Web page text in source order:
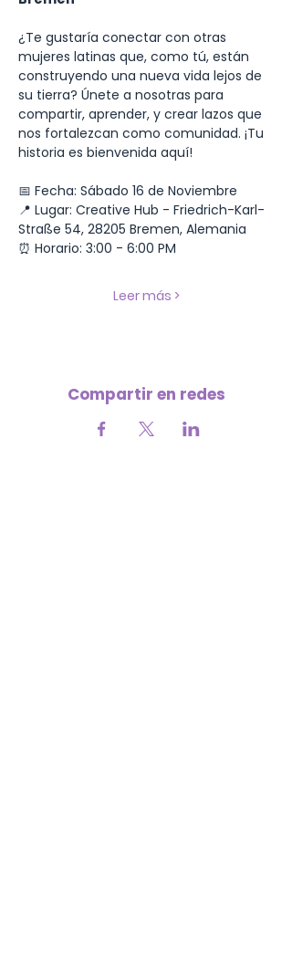
¿Te gustaría conectar con otras
mujeres latinas que, como tú, están
construyendo una nueva vida lejos de
su tierra? Únete a nosotras para
compartir, aprender, y crear lazos que
nos fortalezcan como comunidad. ¡Tu
historia es bienvenida aquí!
📅 Fecha: Sábado 16 de Noviembre
📍 Lugar: Creative Hub - Friedrich-Karl-
Straße 54, 28205 Bremen, Alemania
⏰ Horario: 3:00 - 6:00 PM
Leer más >
Compartir en redes